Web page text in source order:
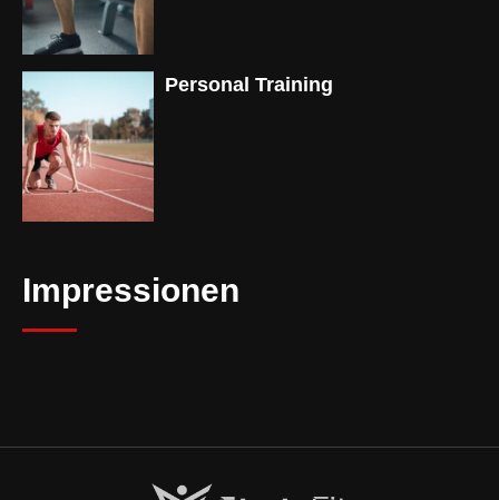
Personal Training
Impressionen